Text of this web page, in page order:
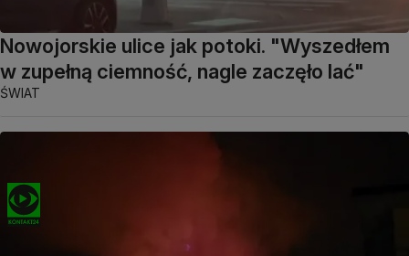
Nowojorskie ulice jak potoki. "Wyszedłem
w zupełną ciemność, nagle zaczęło lać"
ŚWIAT